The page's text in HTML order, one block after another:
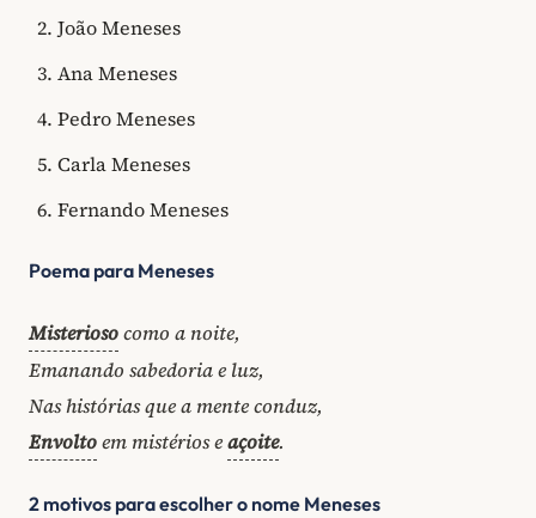
João Meneses
Ana Meneses
Pedro Meneses
Carla Meneses
Fernando Meneses
Poema para Meneses
Misteriosocomo a noite,
Emanando sabedoria e luz,
Nas histórias que a mente conduz,
Envoltoem mistérios eaçoite.
2 motivos para escolher o nome Meneses